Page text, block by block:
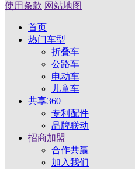
使用条款 网站地图
首页
热门车型
折叠车
公路车
电动车
儿童车
共享360
专利配件
品牌联动
招商加盟
合作共赢
加入我们